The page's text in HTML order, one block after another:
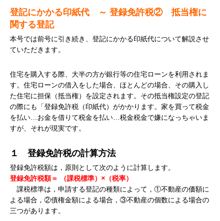
登記にかかる印紙代
～ 登録免許税② 抵当権に
関する登記
本号では前号に引き続き、登記にかかる印紙代について解説させ
ていただきます。
住宅を購入する際、大半の方が銀行等の住宅ローンを利用されま
す。住宅ローンの借入をした場合、ほとんどの場合、その購入し
た住宅に担保（抵当権）を設定されます。その抵当権設定の登記
の際にも「登録免許税（印紙代）がかかります。家を買って税金
を払い…お金を借りて税金を払い…税金税金で嫌になっちゃいま
すが、それが現実です。
１ 登録免許税の計算方法
登録免許税額は，原則として次のように計算します。
登録免許税額＝ （課税標準） × （税率）
課税標準は，申請する登記の種類によって，①不動産の価額に
よる場合，②債権金額による場合，③不動産の個数による場合の
三つがあります。